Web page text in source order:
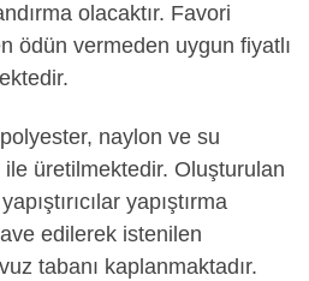
olacaktır. Favori
ödün vermeden uygun fiyatlı
polyester, naylon ve su
üretilmektedir. Oluşturulan
yapıştırma
edilerek istenilen
tabanı kaplanmaktadır.